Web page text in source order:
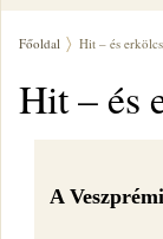
Főoldal Hit – és
Hit – és
A